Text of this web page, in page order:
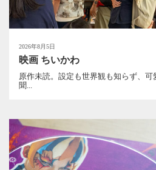
2026年8月5日
映画 ちいかわ
原作未読。設定も世界観も知らず、可
聞...